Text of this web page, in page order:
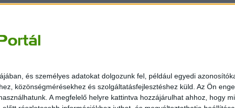
és személyes adatokat dolgozunk fel, például egyedi
közönségmérésekhez és szolgáltatásfejlesztéshez küld. Az Ön
A megfelelő helyre kattintva hozzájárulhat ahhoz, hogy